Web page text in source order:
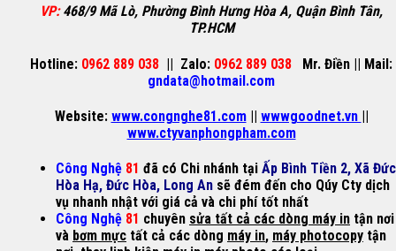
VP: 468/9 Mã Lò, Phường Bình Hưng Hòa A, Quận Bình Tân,
TP.HCM
Hotline: 0962 889 038 || Zalo: 0962 889 038 Mr. Điền || Mail:
gndata@hotmail.com
Website: www.congnghe81.com|| wwwgoodnet.vn ||
www.ctyvanphongpham.com
Công Nghệ 81 đã có Chi nhánh tại Ấp Bình Tiền 2, Xã Đức
Hòa Hạ, Đức Hòa, Long An sẽ đém đến cho Qúy Cty dịch
vụ nhanh nhật với giá cả và chi phí tốt nhất
Công Nghệ 81 chuyên sửa tất cả các dòng máy in tận nơi
và bơm mực tất cả các dòng máy in, máy photocopy tận